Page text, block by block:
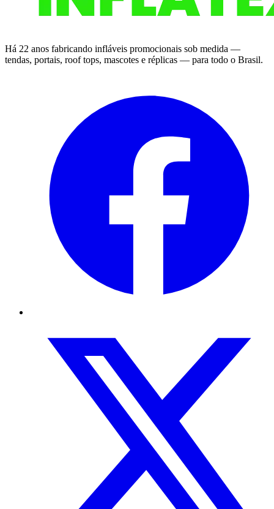
Há 22 anos fabricando infláveis promocionais sob medida —
tendas, portais, roof tops, mascotes e réplicas — para todo o Brasil.